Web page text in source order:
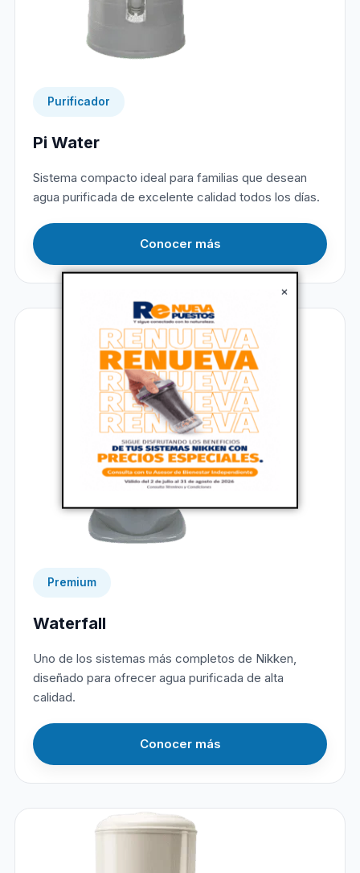
×
Purificador
Pi Water
Sistema compacto ideal para familias que desean
agua purificada de excelente calidad todos los días.
Conocer más
Premium
Waterfall
Uno de los sistemas más completos de Nikken,
diseñado para ofrecer agua purificada de alta
calidad.
Conocer más